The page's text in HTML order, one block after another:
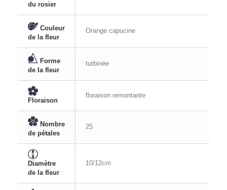
du rosier
Couleur
de la fleur
Orange capucine
Forme
de la fleur
turbinée
Floraison
floraison remontante
Nombre
de pétales
25
Diamètre
de la fleur
10/12cm